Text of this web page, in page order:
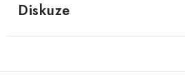
Kontakt O nás
Oboroví ODBORNÍCI
Doporučujeme
Diskuze